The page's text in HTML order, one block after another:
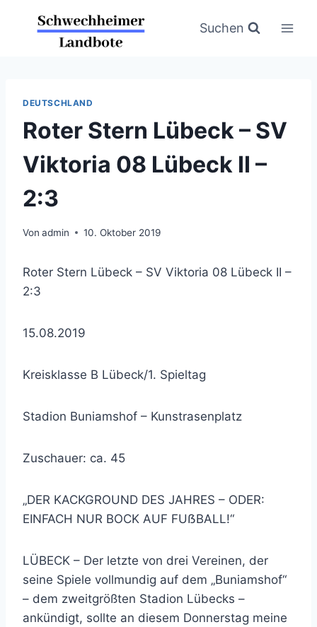
Suchen
DEUTSCHLAND
Roter Stern Lübeck – SV
Viktoria 08 Lübeck II –
2:3
Von admin 10. Oktober 2019
Roter Stern Lübeck – SV Viktoria 08 Lübeck II –
2:3
15.08.2019
Kreisklasse B Lübeck/1. Spieltag
Stadion Buniamshof – Kunstrasenplatz
Zuschauer: ca. 45
„DER KACKGROUND DES JAHRES – ODER:
EINFACH NUR BOCK AUF FUẞBALL!“
LÜBECK – Der letzte von drei Vereinen, der
seine Spiele vollmundig auf dem „Buniamshof“
– dem zweitgrößten Stadion Lübecks –
ankündigt, sollte an diesem Donnerstag meine